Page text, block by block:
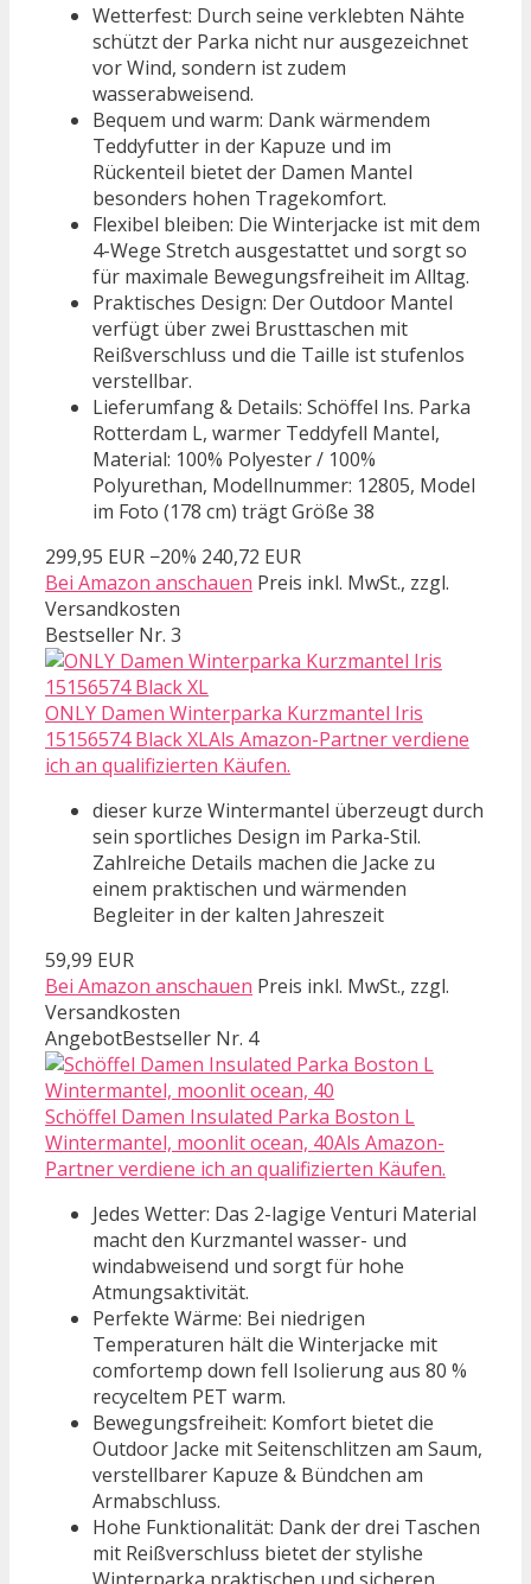
Wetterfest: Durch seine verklebten Nähte
schützt der Parka nicht nur ausgezeichnet
vor Wind, sondern ist zudem
wasserabweisend.
Bequem und warm: Dank wärmendem
Teddyfutter in der Kapuze und im
Rückenteil bietet der Damen Mantel
besonders hohen Tragekomfort.
Flexibel bleiben: Die Winterjacke ist mit dem
4-Wege Stretch ausgestattet und sorgt so
für maximale Bewegungsfreiheit im Alltag.
Praktisches Design: Der Outdoor Mantel
verfügt über zwei Brusttaschen mit
Reißverschluss und die Taille ist stufenlos
verstellbar.
Lieferumfang & Details: Schöffel Ins. Parka
Rotterdam L, warmer Teddyfell Mantel,
Material: 100% Polyester / 100%
Polyurethan, Modellnummer: 12805, Model
im Foto (178 cm) trägt Größe 38
299,95 EUR −20% 240,72 EUR
Bei Amazon anschauen Preis inkl. MwSt., zzgl.
Versandkosten
Bestseller Nr. 3
ONLY Damen Winterparka Kurzmantel Iris
15156574 Black XLAls Amazon-Partner verdiene
ich an qualifizierten Käufen.
dieser kurze Wintermantel überzeugt durch
sein sportliches Design im Parka-Stil.
Zahlreiche Details machen die Jacke zu
einem praktischen und wärmenden
Begleiter in der kalten Jahreszeit
59,99 EUR
Bei Amazon anschauen Preis inkl. MwSt., zzgl.
Versandkosten
AngebotBestseller Nr. 4
Schöffel Damen Insulated Parka Boston L
Wintermantel, moonlit ocean, 40Als Amazon-
Partner verdiene ich an qualifizierten Käufen.
Jedes Wetter: Das 2-lagige Venturi Material
macht den Kurzmantel wasser- und
windabweisend und sorgt für hohe
Atmungsaktivität.
Perfekte Wärme: Bei niedrigen
Temperaturen hält die Winterjacke mit
comfortemp down fell Isolierung aus 80 %
recyceltem PET warm.
Bewegungsfreiheit: Komfort bietet die
Outdoor Jacke mit Seitenschlitzen am Saum,
verstellbarer Kapuze & Bündchen am
Armabschluss.
Hohe Funktionalität: Dank der drei Taschen
mit Reißverschluss bietet der stylishe